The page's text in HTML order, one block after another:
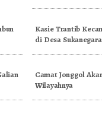
Kasie Trantib
di Desa Sukanegara
Camat Jonggol
Wilayahnya